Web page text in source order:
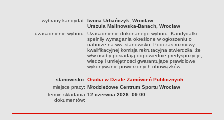
Działalność
Dokumenty organizacyjne
Przyjmowanie i załatwianie spraw
Archiwum postępowań
Kontrole
wybrany kandydat: Iwona Urbańczyk, Wrocław
Urszula Malinowska-Banach, Wrocław
uzasadnienie wyboru: Uzasadnienie dokonanego wyboru: Kandydatki
spełniły wymagania określone w ogłoszeniu o
naborze na ww. stanowisko. Podczas rozmowy
kwalifikacyjnej komisja rekrutacyjna stwierdziła, że
w/w osoby posiadają odpowiednie predyspozycje,
wiedzę i umiejętności gwarantujące prawidłowe
wykonywanie powierzonych obowiązków.
stanowisko: Osoba w Dziale Zamówień Publicznych
miejsce pracy: Młodzieżowe Centrum Sportu Wrocław
termin składania
dokumentów:
12 czerwca 2026 09:00